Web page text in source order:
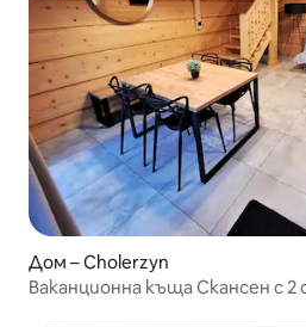
Дом – Cholerzyn
Ваканционна къща Скансен с 2